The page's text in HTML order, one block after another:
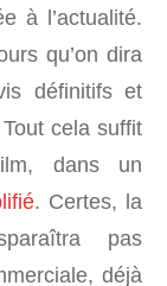
à l’actualité.
qu’on dira
définitifs et
cela suffit
dans un
. Certes, la
pas
déjà